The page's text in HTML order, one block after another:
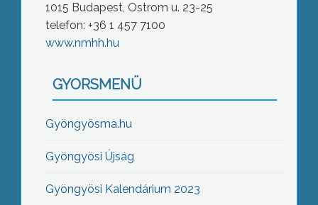
1015 Budapest, Ostrom u. 23-25
telefon: +36 1 457 7100
www.nmhh.hu
GYORSMENÜ
Gyöngyösma.hu
Gyöngyösi Újság
Gyöngyösi Kalendárium 2023